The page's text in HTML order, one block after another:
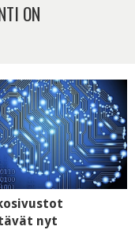
ON
nyt